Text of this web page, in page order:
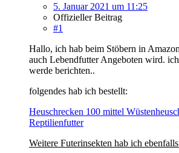
5. Januar 2021 um 11:25
Offizieller Beitrag
#1
Hallo, ich hab beim Stöbern in
auch Lebendfutter Angeboten wird.
werde berichten..
folgendes hab ich bestellt:
Heuschrecken 100 mittel
Reptilienfutter
Weitere Futerinsekten hab ich